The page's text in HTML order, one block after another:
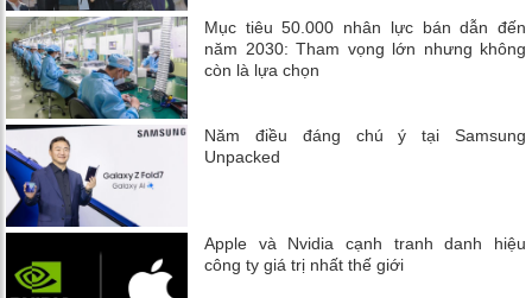
Mục tiêu 50.000 nhân lực bán dẫn đến
năm 2030: Tham vọng lớn nhưng không
còn là lựa chọn
Năm điều đáng chú ý tại Samsung
Unpacked
Apple và Nvidia cạnh tranh danh hiệu
công ty giá trị nhất thế giới